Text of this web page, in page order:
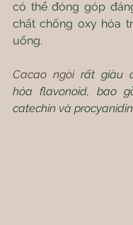
có thể đóng góp
chất chống oxy hóa
uống.
Cacao ngòi rất giàu
hóa flavonoid, bao
catechin và